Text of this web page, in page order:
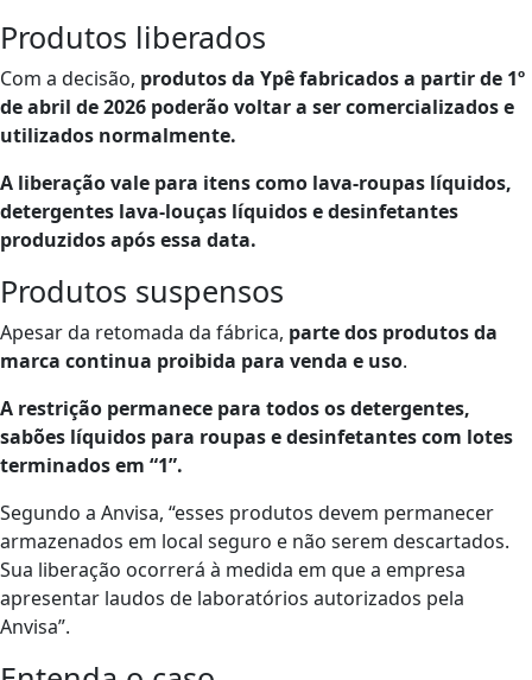
Produtos liberados
Com a decisão, produtos da Ypê fabricados a partir de 1º
de abril de 2026 poderão voltar a ser comercializados e
utilizados normalmente.
A liberação vale para itens como lava-roupas líquidos,
detergentes lava-louças líquidos e desinfetantes
produzidos após essa data.
Produtos suspensos
Apesar da retomada da fábrica, parte dos produtos da
marca continua proibida para venda e uso.
A restrição permanece para todos os detergentes,
sabões líquidos para roupas e desinfetantes com lotes
terminados em “1”.
Segundo a Anvisa, “esses produtos devem permanecer
armazenados em local seguro e não serem descartados.
Sua liberação ocorrerá à medida em que a empresa
apresentar laudos de laboratórios autorizados pela
Anvisa”.